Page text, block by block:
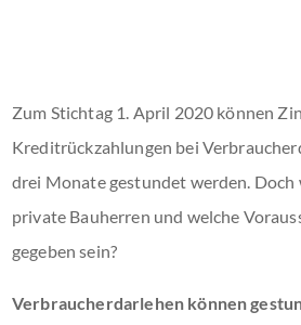
Zum Stichtag 1. April 2020 können
Kreditrückzahlungen bei
drei Monate gestundet werden. Doch
private Bauherren und welche
gegeben sein?
Verbraucherdarlehen können